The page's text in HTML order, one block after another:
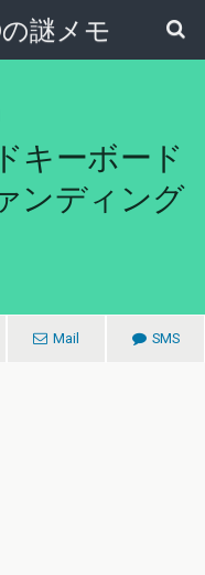
謎メモ
キーボード
ンディング
Mail SMS